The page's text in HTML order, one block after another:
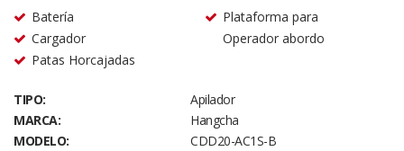
Batería
Cargador
Patas Horcajadas
Plataforma para
Operador abordo
TIPO:
Apilador
MARCA:
Hangcha
MODELO:
CDD20-AC1S-B